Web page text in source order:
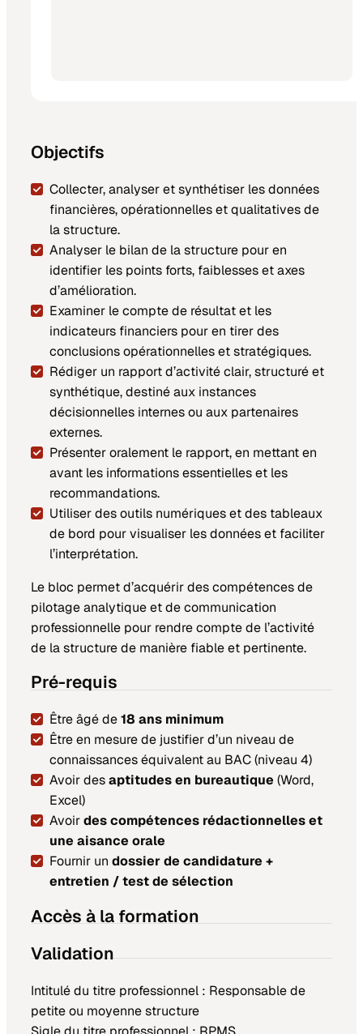
Objectifs
Collecter, analyser et synthétiser les données
financières, opérationnelles et qualitatives de
la structure.
Analyser le bilan de la structure pour en
identifier les points forts, faiblesses et axes
d’amélioration.
Examiner le compte de résultat et les
indicateurs financiers pour en tirer des
conclusions opérationnelles et stratégiques.
Rédiger un rapport d’activité clair, structuré et
synthétique, destiné aux instances
décisionnelles internes ou aux partenaires
externes.
Présenter oralement le rapport, en mettant en
avant les informations essentielles et les
recommandations.
Utiliser des outils numériques et des tableaux
de bord pour visualiser les données et faciliter
l’interprétation.
Le bloc permet d’acquérir des compétences de
pilotage analytique et de communication
professionnelle pour rendre compte de l’activité
de la structure de manière fiable et pertinente.
Pré-requis
Être âgé de18 ans minimum
Être en mesure de justifier d’un niveau de
connaissances équivalent au BAC (niveau 4)
Avoir desaptitudes en bureautique (Word,
Excel)
Avoirdes compétences rédactionnelles et
une aisance orale
Fournir un dossier de candidature +
entretien / test de sélection
Accès à la formation
Validation
Intitulé du titre professionnel : Responsable de
petite ou moyenne structure